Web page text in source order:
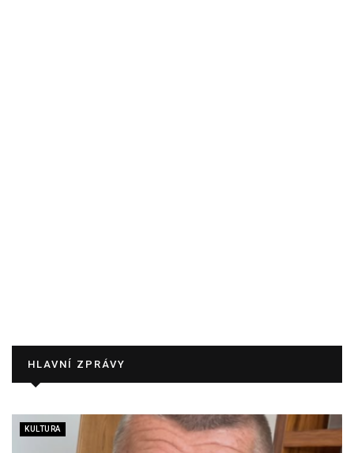
HLAVNÍ ZPRÁVY
KULTURA